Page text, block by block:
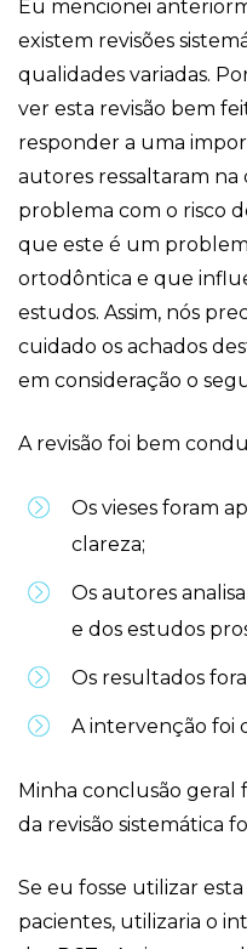
Eu mencionei
existem revisões
qualidades variadas.
ver esta revisão bem
responder a uma
autores ressaltaram
problema com o risco
que este é um
ortodôntica e que
estudos. Assim, nós
cuidado os achados
em consideração o
A revisão foi bem
Os vieses foram
clareza;
Os autores
e dos estudos
Os resultados
A intervenção foi
Minha conclusão geral
da revisão sistemática
Se eu fosse utilizar
pacientes, utilizaria o